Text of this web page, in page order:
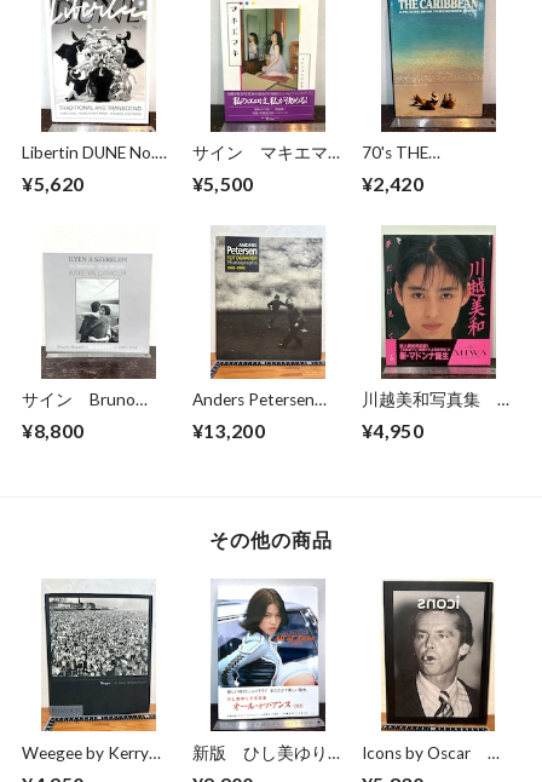
Libertin DUNE No.5
TRANSCEND
¥5,620
サイン マキエマキ
¥5,500
70's THE
¥2,420
サイン Bruno
1989-2014
¥8,800
Anders Petersen
Photographs 1966-
¥13,200
川越美和写真集 夢
¥4,950
その他の商品
Weegee by Kerry
新版 ひし美ゆり子
Icons by Oscar